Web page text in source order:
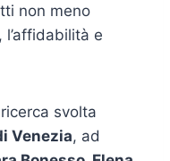
non meno
l’affidabilità e
svolta
Venezia, ad